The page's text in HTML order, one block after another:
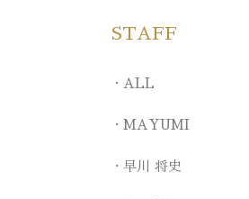
STAFF
ALL
MAYUMI
早川 将史